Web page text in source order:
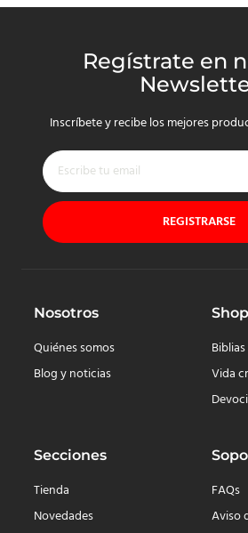
Regístrate en
Inscríbete y recibe los mejores
REGISTRARSE
Nosotros
Quiénes somos
Blog y noticias
Shop
Biblias
Vida
Secciones
Tienda
Novedades
FAQs
Aviso